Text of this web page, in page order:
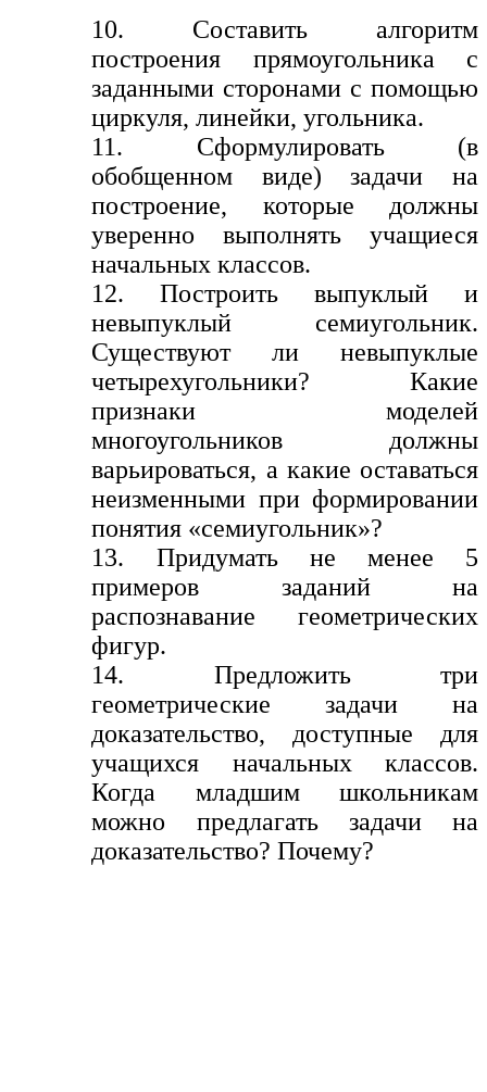
10. Составить алгоритм
построения прямоугольника с
заданными сторонами с помощью
циркуля, линейки, угольника.
11. Сформулировать (в
обобщенном виде) задачи на
построение, которые должны
уверенно выполнять учащиеся
начальных классов.
12. Построить выпуклый и
невыпуклый семиугольник.
Существуют ли невыпуклые
четырехугольники? Какие
признаки моделей
многоугольников должны
варьироваться, а какие оставаться
неизменными при формировании
понятия «семиугольник»?
13. Придумать не менее 5
примеров заданий на
распознавание геометрических
фигур.
14. Предложить три
геометрические задачи на
доказательство, доступные для
учащихся начальных классов.
Когда младшим школьникам
можно предлагать задачи на
доказательство? Почему?